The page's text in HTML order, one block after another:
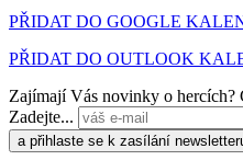
PŘIDAT DO GOOGLE
PŘIDAT DO OUTLOOK
Zajímají Vás novinky o hercích?
Zadejte...